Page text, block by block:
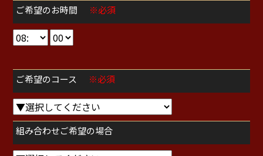
ご希望のお時間 ※必須
ご希望のコース ※必須
組み合わせご希望の場合